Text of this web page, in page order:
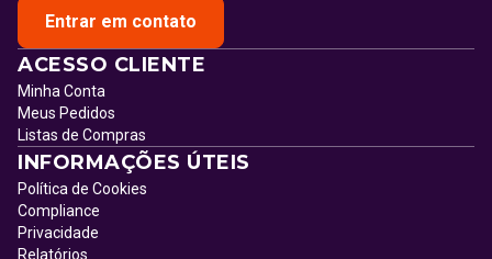
Entrar em contato
ACESSO CLIENTE
Minha Conta
Meus Pedidos
Listas de Compras
INFORMAÇÕES ÚTEIS
Política de Cookies
Compliance
Privacidade
Relatórios